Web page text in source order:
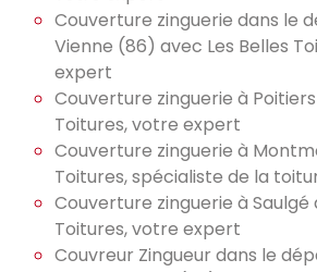
Couverture zinguerie dans le
Vienne (86) avec Les Belles
expert
Couverture zinguerie à
Toitures, votre expert
Couverture zinguerie à
Toitures, spécialiste de la
Couverture zinguerie à Saulgé
Toitures, votre expert
Couvreur Zingueur dans le